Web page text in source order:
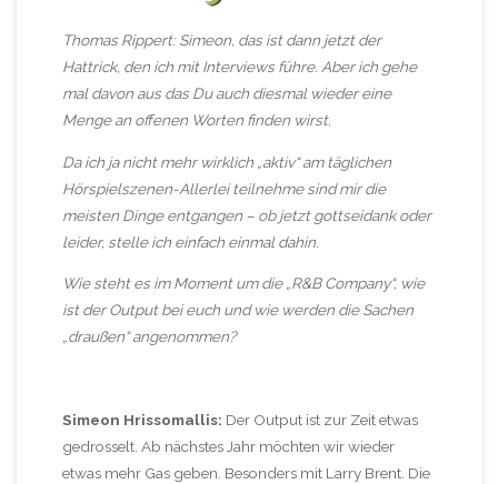
Thomas Rippert: Simeon, das ist dann jetzt der
Hattrick, den ich mit Interviews führe. Aber ich gehe
mal davon aus das Du auch diesmal wieder eine
Menge an offenen Worten finden wirst.
Da ich ja nicht mehr wirklich „aktiv“ am täglichen
Hörspielszenen-Allerlei teilnehme sind mir die
meisten Dinge entgangen – ob jetzt gottseidank oder
leider, stelle ich einfach einmal dahin.
Wie steht es im Moment um die „R&B Company“, wie
ist der Output bei euch und wie werden die Sachen
„draußen“ angenommen?
Simeon Hrissomallis: Der Output ist zur Zeit etwas
gedrosselt. Ab nächstes Jahr möchten wir wieder
etwas mehr Gas geben. Besonders mit Larry Brent. Die